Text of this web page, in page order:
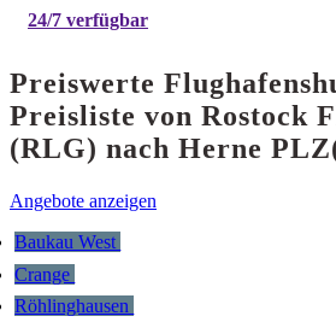
24/7 verfügbar
Preiswerte
Preisliste von Rostock
(RLG) nach Herne
Angebote anzeigen
Baukau West
Crange
Röhlinghausen